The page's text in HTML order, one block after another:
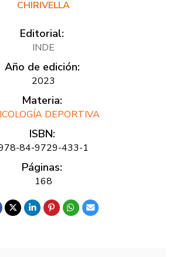
CHIRIVELLA
Editorial:
INDE
Año de edición:
2023
Materia:
DEPORTIVA
ISBN:
84-9729-433-1
Páginas:
168